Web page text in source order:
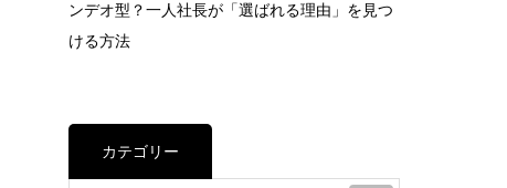
ンデオ型？一人社長が「選ばれる理由」を見つ
ける方法
カテゴリー